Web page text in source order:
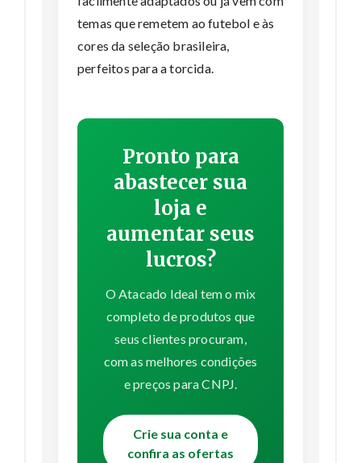
temas que remetem ao futebol e às
cores da seleção brasileira,
perfeitos para a torcida.
Pronto para
abastecer sua
loja e
aumentar seus
lucros?
O Atacado Ideal tem o mix
completo de produtos que
seus clientes procuram,
com as melhores condições
e preços para CNPJ.
Crie sua conta e
confira as ofertas